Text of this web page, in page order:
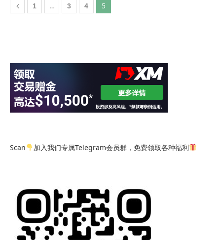
1 … 3 4 5
Scan 加入我们专属Telegram会员群，免费领取各种福利